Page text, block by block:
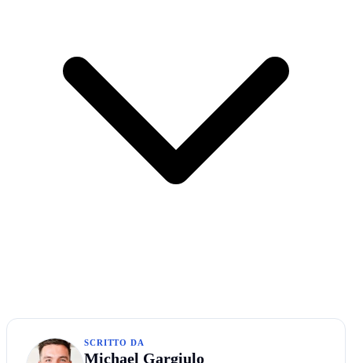
SCRITTO DA
Michael Gargiulo